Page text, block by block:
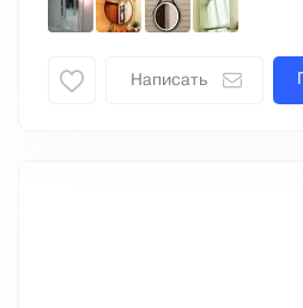
Написать